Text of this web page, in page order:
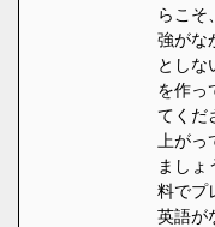
らこそ
強がな
としな
を作っ
てくだ
上が
ましょ
料でプ
英語が